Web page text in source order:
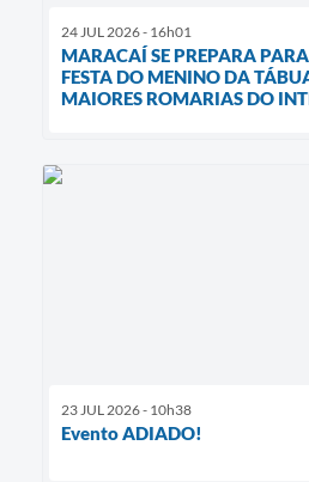
24 JUL 2026 - 16h01
MARACAÍ SE PREPARA
FESTA DO MENINO DA
MAIORES ROMARIAS DO
23 JUL 2026 - 10h38
Evento ADIADO!